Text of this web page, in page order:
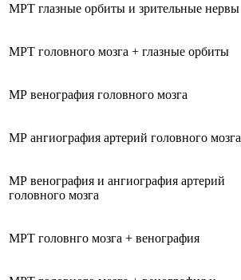
МРТ глазные орбиты и зрительные нервы
МРТ головного мозга + глазные орбиты
МР венография головного мозга
МР ангиография артерий головного мозга
МР венография и ангиография артерий
головного мозга
МРТ головнго мозга + венография